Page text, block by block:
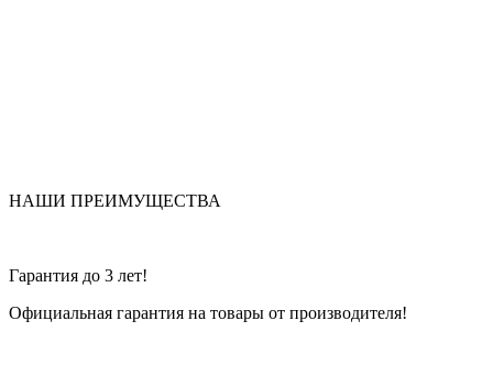
НАШИ ПРЕИМУЩЕСТВА
Гарантия до 3 лет!
Официальная гарантия на товары от производителя!